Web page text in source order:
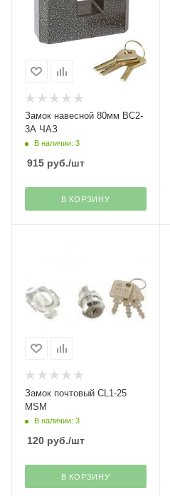
Замок навесной 80мм ВС2-
3А ЧАЗ
В наличии: 3
915 руб./шт
В КОРЗИНУ
Замок почтовый CL1-25
MSM
В наличии: 3
120 руб./шт
В КОРЗИНУ